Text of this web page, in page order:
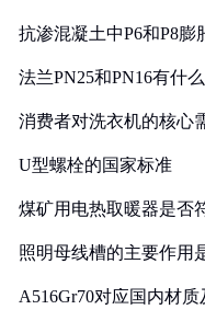
抗渗混凝土中P6和P8膨
法兰PN25和PN16有什
消费者对洗衣机的核心
U型螺栓的国家标准
煤矿用电热取暖器是否
照明母线槽的主要作用
A516Gr70对应国内材